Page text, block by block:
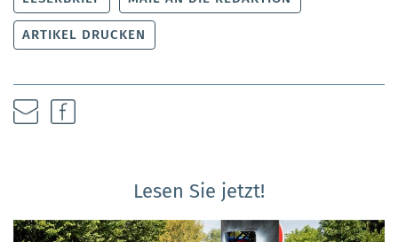
ARTIKEL DRUCKEN
Lesen Sie jetzt!